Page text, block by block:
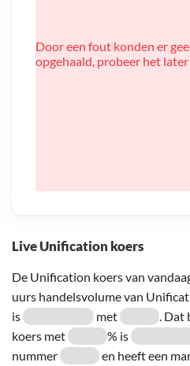
Live Unification koers
De Unification koers van
uurs handelsvolume van
is
met
. Dat
koers met
% is
nummer
en heeft een
Door een fout konden er
opgehaald, probeer het